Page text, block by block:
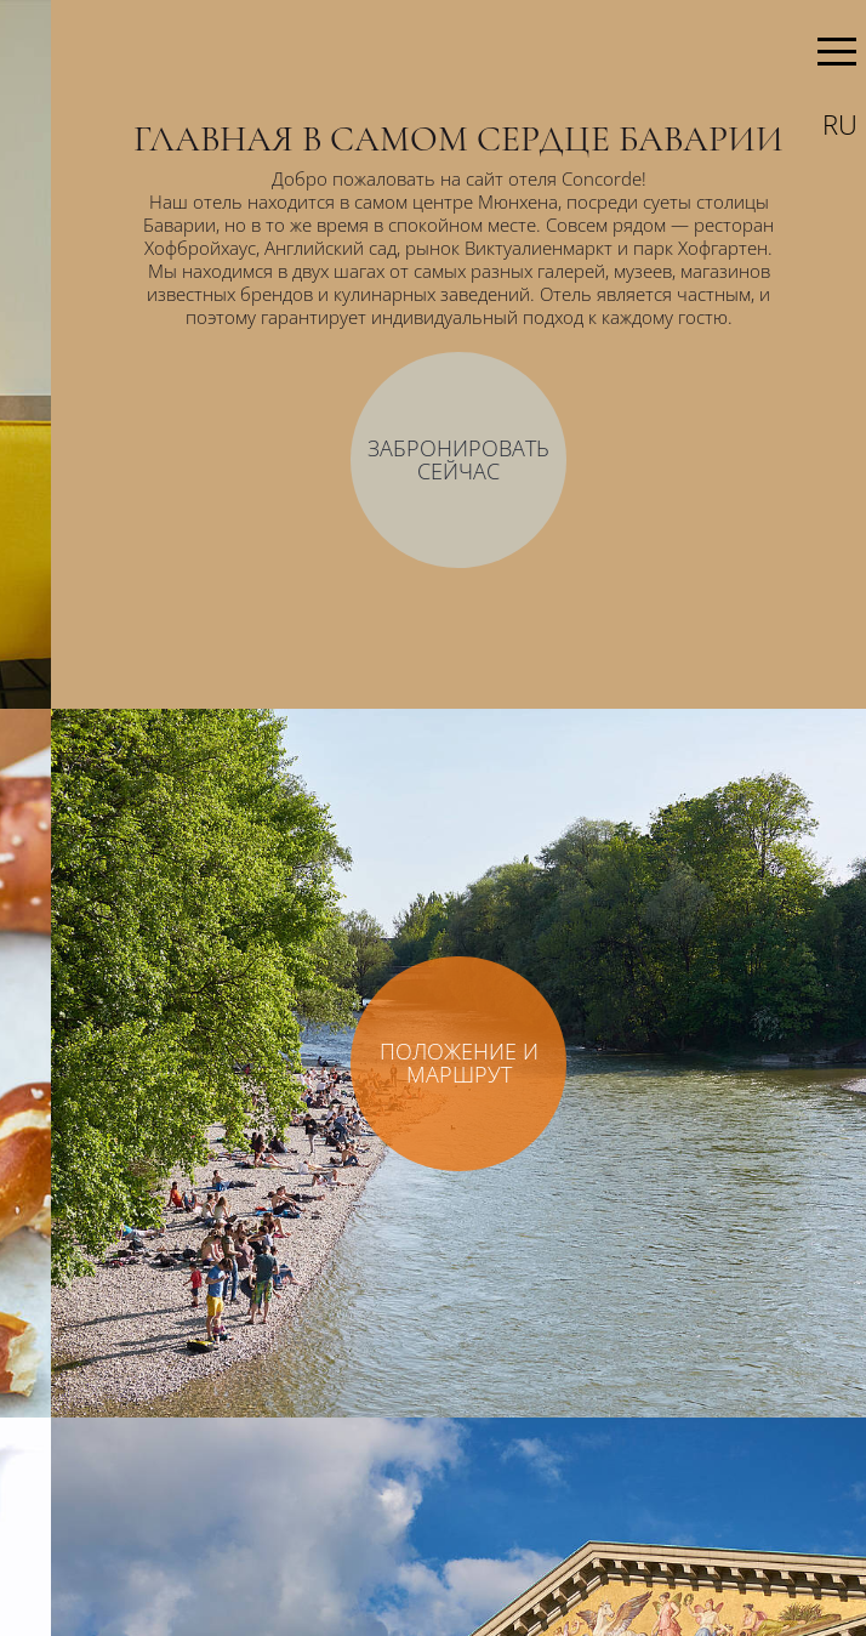
RU
ГЛАВНАЯ В САМОМ СЕРДЦЕ БАВАРИИ
Добро пожаловать на сайт отеля Concorde!
Наш отель находится в самом центре Мюнхена, посреди суеты столицы
Баварии, но в то же время в спокойном месте. Совсем рядом — ресторан
Хофбройхаус, Английский сад, рынок Виктуалиенмаркт и парк Хофгартен.
Мы находимся в двух шагах от самых разных галерей, музеев, магазинов
известных брендов и кулинарных заведений. Отель является частным, и
поэтому гарантирует индивидуальный подход к каждому гостю.
ЗАБРОНИРОВАТЬ
СЕЙЧАС
ПОЛОЖЕНИЕ И
МАРШРУТ